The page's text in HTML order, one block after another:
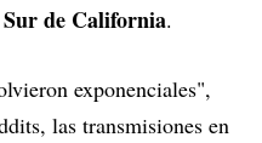
de California.
exponenciales",
las transmisiones en